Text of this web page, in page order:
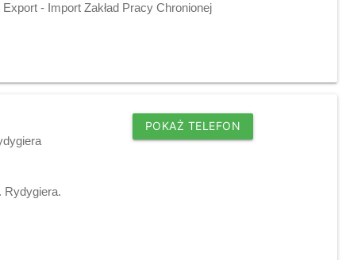
- Import Zakład Pracy Chronionej
POKAŻ TELEFON
Rydygiera.